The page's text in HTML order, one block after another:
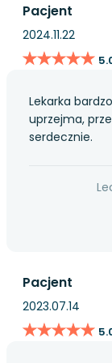
Pacjent
2024.11.22
★★★★★
★★★★★
Lekarka
uprzejma,
serdecznie.
Pacjent
2023.07.14
★★★★★
★★★★★